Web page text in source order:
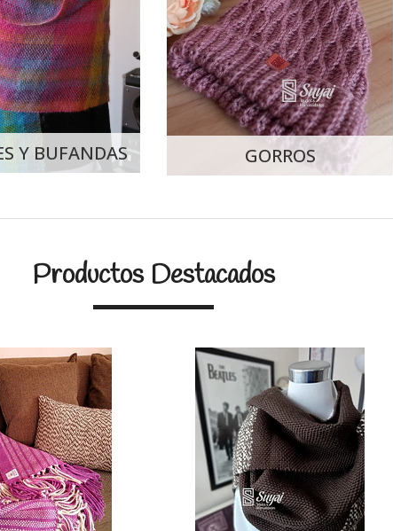
Y BUFANDAS GORROS
Productos Destacados